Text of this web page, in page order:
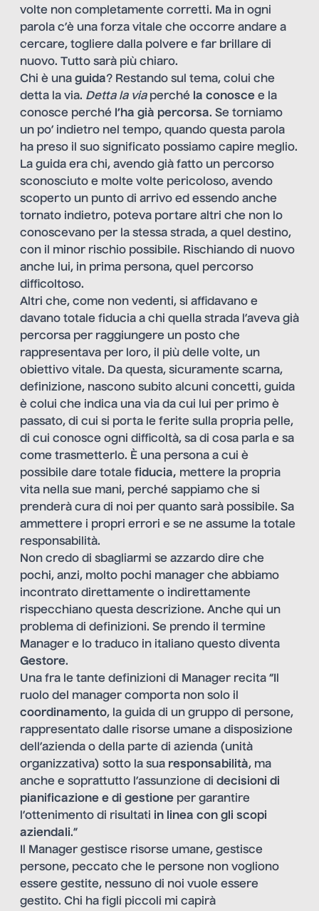
volte non completamente corretti. Ma in ogni
parola c’è una forza vitale che occorre andare a
cercare, togliere dalla polvere e far brillare di
nuovo. Tutto sarà più chiaro.
Chi è una guida? Restando sul tema, colui che
detta la via. Detta la viaperché la conosce e la
conosce perché l’ha già percorsa. Se torniamo
un po’ indietro nel tempo, quando questa parola
ha preso il suo significato possiamo capire meglio.
La guida era chi, avendo già fatto un percorso
sconosciuto e molte volte pericoloso, avendo
scoperto un punto di arrivo ed essendo anche
tornato indietro, poteva portare altri che non lo
conoscevano per la stessa strada, a quel destino,
con il minor rischio possibile. Rischiando di nuovo
anche lui, in prima persona, quel percorso
difficoltoso.
Altri che, come non vedenti, si affidavano e
davano totale fiducia a chi quella strada l’aveva già
percorsa per raggiungere un posto che
rappresentava per loro, il più delle volte, un
obiettivo vitale. Da questa, sicuramente scarna,
definizione, nascono subito alcuni concetti, guida
è colui che indica una via da cui lui per primo è
passato, di cui si porta le ferite sulla propria pelle,
di cui conosce ogni difficoltà, sa di cosa parla e sa
come trasmetterlo. È una persona a cui è
possibile dare totale fiducia, mettere la propria
vita nella sue mani, perché sappiamo che si
prenderà cura di noi per quanto sarà possibile. Sa
ammettere i propri errori e se ne assume la totale
responsabilità.
Non credo di sbagliarmi se azzardo dire che
pochi, anzi, molto pochi manager che abbiamo
incontrato direttamente o indirettamente
rispecchiano questa descrizione. Anche qui un
problema di definizioni. Se prendo il termine
Manager e lo traduco in italiano questo diventa
Gestore.
Una fra le tante definizioni di Manager recita “Il
ruolo del manager comporta non solo il
coordinamento, la guida di un gruppo di persone,
rappresentato dalle risorse umane a disposizione
dell’azienda o della parte di azienda (unità
organizzativa) sotto la sua responsabilità, ma
anche e soprattutto l’assunzione di decisioni di
pianificazione e di gestione per garantire
l’ottenimento di risultati in linea con gli scopi
aziendali.”
Il Manager gestisce risorse umane, gestisce
persone, peccato che le persone non vogliono
essere gestite, nessuno di noi vuole essere
gestito. Chi ha figli piccoli mi capirà